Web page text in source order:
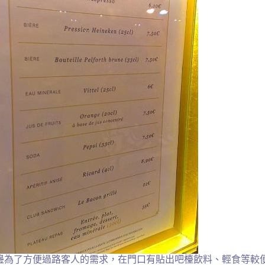
為了方便過路客人的需求，在門口有貼出吧檯飲料、輕食等較